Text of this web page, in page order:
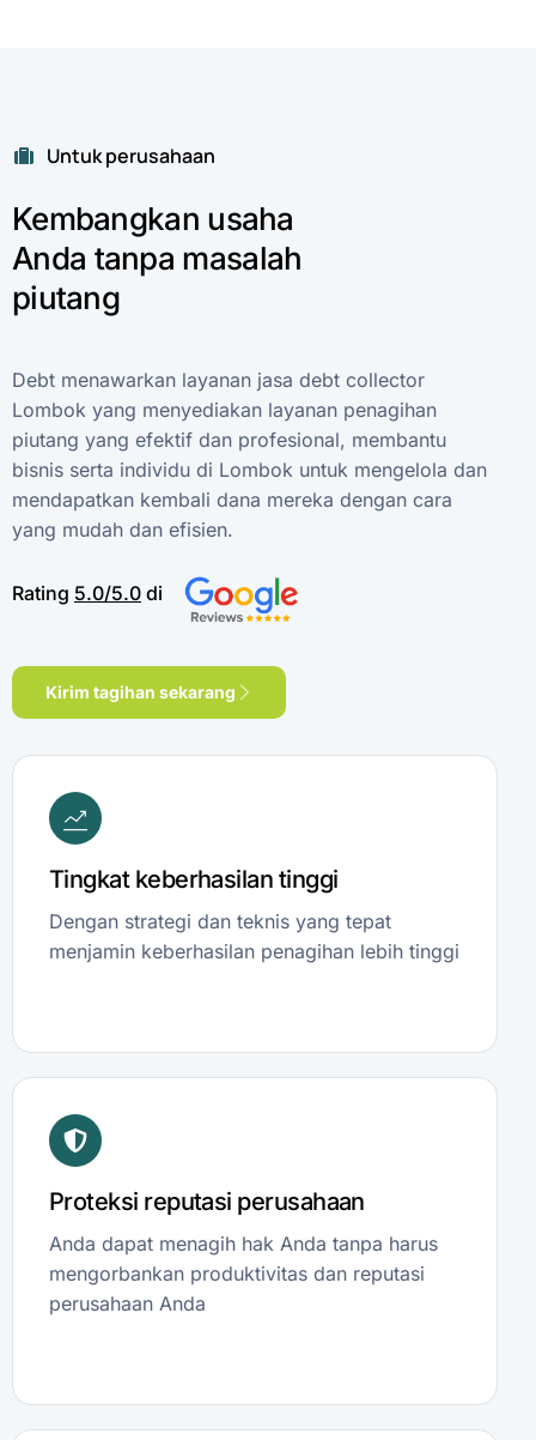
Untuk perusahaan
Kembangkan usaha
Anda tanpa masalah
piutang
Debt menawarkan layanan jasa debt collector
Lombok yang menyediakan layanan penagihan
piutang yang efektif dan profesional, membantu
bisnis serta individu di Lombok untuk mengelola dan
mendapatkan kembali dana mereka dengan cara
yang mudah dan efisien.
Rating 5.0/5.0 di
Kirim tagihan sekarang
Tingkat keberhasilan tinggi
Dengan strategi dan teknis yang tepat
menjamin keberhasilan penagihan lebih tinggi
Proteksi reputasi perusahaan
Anda dapat menagih hak Anda tanpa harus
mengorbankan produktivitas dan reputasi
perusahaan Anda